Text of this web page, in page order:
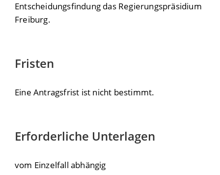
Entscheidungsfindung das Regierungspräsidium
Freiburg.
Fristen
Eine Antragsfrist ist nicht bestimmt.
Erforderliche Unterlagen
vom Einzelfall abhängig